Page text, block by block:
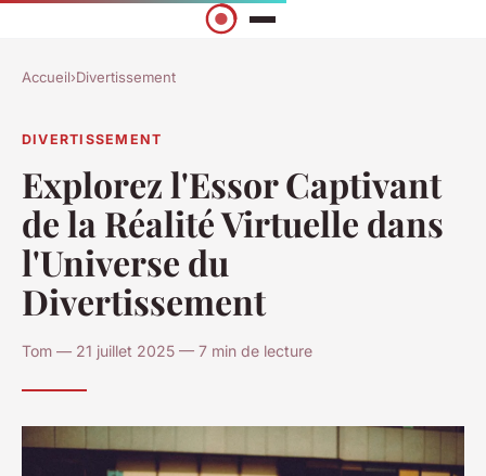
Accueil›Divertissement
DIVERTISSEMENT
Explorez l'Essor Captivant
de la Réalité Virtuelle dans
l'Universe du
Divertissement
Tom — 21 juillet 2025 — 7 min de lecture